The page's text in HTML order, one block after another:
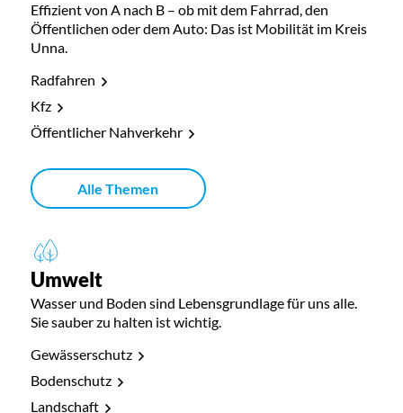
Effizient von A nach B – ob mit dem Fahrrad, den
Öffentlichen oder dem Auto: Das ist Mobilität im Kreis
Unna.
Radfahren
Kfz
Öffentlicher Nahverkehr
Alle Themen
Umwelt
Wasser und Boden sind Lebensgrundlage für uns alle.
Sie sauber zu halten ist wichtig.
Gewässerschutz
Bodenschutz
Landschaft